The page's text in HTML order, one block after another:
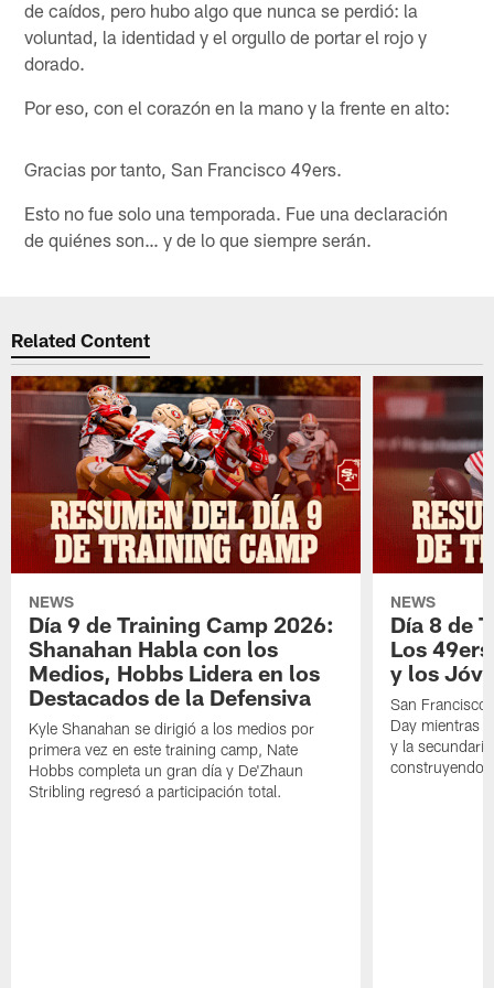
de caídos, pero hubo algo que nunca se perdió: la
voluntad, la identidad y el orgullo de portar el rojo y
dorado.
Por eso, con el corazón en la mano y la frente en alto:
Gracias por tanto, San Francisco 49ers.
Esto no fue solo una temporada. Fue una declaración
de quiénes son… y de lo que siempre serán.
Related Content
NEWS
Día 9 de Training Camp 2026:
Shanahan Habla con los
Medios, Hobbs Lidera en los
Destacados de la Defensiva
Kyle Shanahan se dirigió a los medios por
primera vez en este training camp, Nate
Hobbs completa un gran día y De'Zhaun
Stribling regresó a participación total.
NEWS
Día 8 de
Los
y los
San
Day mientras
y la
construyendo